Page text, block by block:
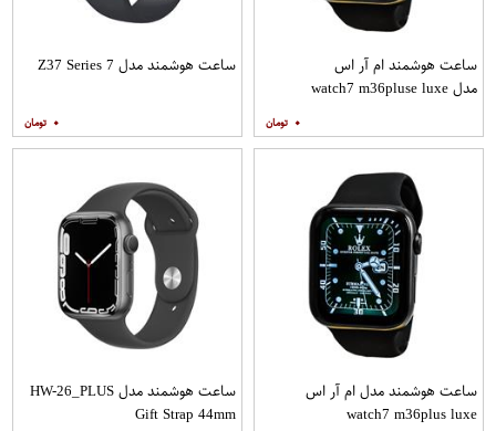
ساعت هوشمند ام آر اس
مدل watch7 m36pluse luxe
۰
ساعت هوشمند مدل Z37 Series 7
۰
ساعت هوشمند مدل ام آر اس
watch7 m36plus luxe
ساعت هوشمند مدل HW-26_PLUS
Gift Strap 44mm